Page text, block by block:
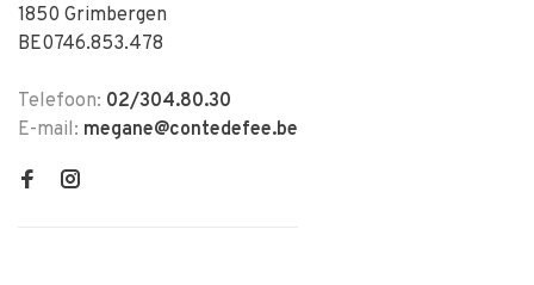
1850 Grimbergen
BE0746.853.478
Telefoon: 02/304.80.30
E-mail: megane@contedefee.be